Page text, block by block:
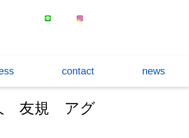
contact news
友規 アグ